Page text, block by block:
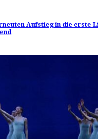
Aufstieg in die